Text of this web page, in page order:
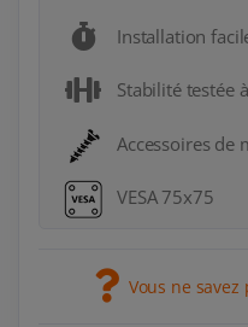
Installation
Stabilité testée
Accessoires de
VESA 75x75
Vous ne